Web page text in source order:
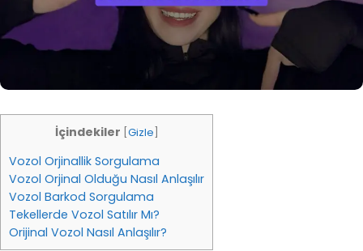
İçindekiler Gizle
Vozol Orjinallik Sorgulama
Vozol Orjinal Olduğu Nasıl Anlaşılır
Vozol Barkod Sorgulama
Tekellerde Vozol Satılır Mı?
Orijinal Vozol Nasıl Anlaşılır?